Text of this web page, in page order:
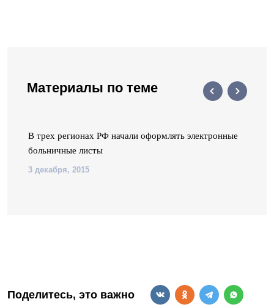
Материалы по теме
В трех регионах РФ начали оформлять электронные
больничные листы
3 декабря, 2015
Поделитесь, это важно